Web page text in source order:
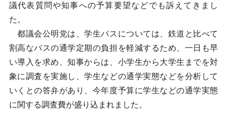
議代表質問や知事への予算要望などでも訴えてきまし
た。
都議会公明党は、学生パスについては、鉄道と比べて
割高なバスの通学定期の負担を軽減するため、一日も早
い導入を求め、知事からは、小学生から大学生までを対
象に調査を実施し、学生などの通学実態などを分析して
いくとの答弁があり、今年度予算に学生などの通学実態
に関する調査費が盛り込まれました。